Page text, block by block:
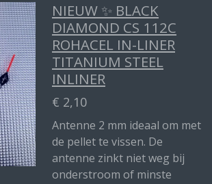
NIEUW ✨ BLACK
DIAMOND CS 112C
ROHACEL IN-LINER
TITANIUM STEEL
INLINER
€ 2,10
Antenne 2 mm ideaal om met
de pellet te vissen. De
antenne zinkt niet weg bij
onderstroom of minste